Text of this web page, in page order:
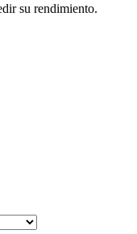
su rendimiento.